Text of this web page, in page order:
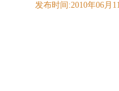
发布时间:2010年06月